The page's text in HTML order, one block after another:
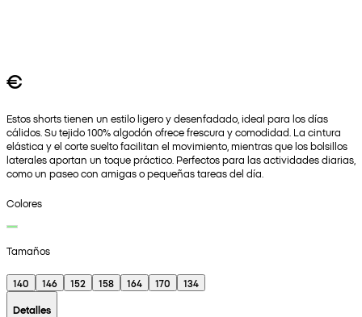
€
Estos shorts tienen un estilo ligero y desenfadado, ideal para los días
cálidos. Su tejido 100% algodón ofrece frescura y comodidad. La cintura
elástica y el corte suelto facilitan el movimiento, mientras que los bolsillos
laterales aportan un toque práctico. Perfectos para las actividades diarias,
como un paseo con amigas o pequeñas tareas del día.
Colores
Tamaños
140 146 152 158 164 170
134
Detalles